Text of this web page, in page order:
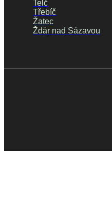
Telč
Třebíč
Žatec
Ždár nad Sázavou